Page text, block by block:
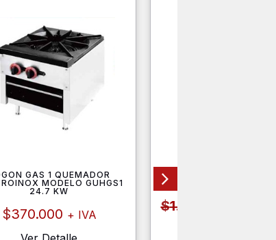
GAS 1 QUEMADOR
MODELO GUHGS1
24.7 KW
$370.000 + IVA
$1.360.000